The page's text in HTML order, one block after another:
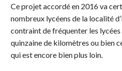
Ce projet accordé en 2016 va
nombreux lycéens de la localité
contraint de fréquenter les lycées
quinzaine de kilomètres ou bien
qui est encore bien plus loin.